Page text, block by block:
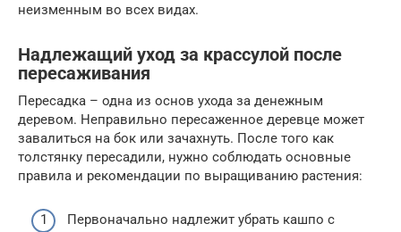
неизменным во всех видах.
Надлежащий уход за крассулой после
пересаживания
Пересадка – одна из основ ухода за денежным
деревом. Неправильно пересаженное деревце может
завалиться на бок или зачахнуть. После того как
толстянку пересадили, нужно соблюдать основные
правила и рекомендации по выращиванию растения:
Первоначально надлежит убрать кашпо с